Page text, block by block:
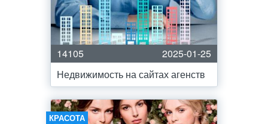
14105
2025-01-25
Недвижимость на сайтах агенств
КРАСОТА